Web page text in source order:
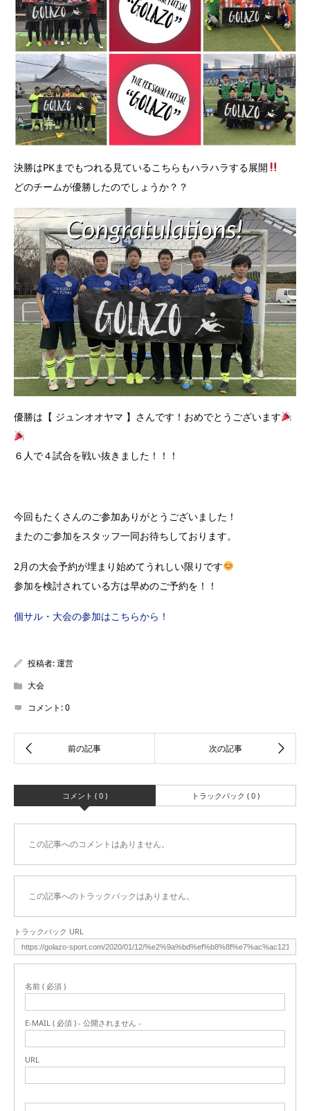
決勝はPKまでもつれる見ているこちらもハラハラする展開
どのチームが優勝したのでしょうか？？
優勝は【 ジュンオオヤマ 】さんです！おめでとうございます
６人で４試合を戦い抜きました！！！
今回もたくさんのご参加ありがとうございました！
またのご参加をスタッフ一同お待ちしております。
2月の大会予約が埋まり始めてうれしい限りです
参加を検討されている方は早めのご予約を！！
個サル・大会の参加はこちらから！
投稿者:運営
大会
コメント:0
コメント ( 0 ) トラックバック ( 0 )
この記事へのコメントはありません。
この記事へのトラックバックはありません。
トラックバック URL
名前 ( 必須 )
E-MAIL ( 必須 ) - 公開されません -
URL